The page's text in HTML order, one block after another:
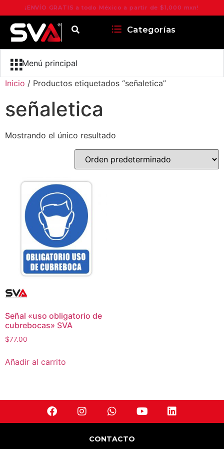
¡ENVÍO GRATIS a todo México a partir de $1,000 mxn!
Categorías
Menú principal
Inicio / Productos etiquetados “señaletica”
señaletica
Mostrando el único resultado
Señal «uso obligatorio de
cubrebocas» SVA
$77.00
Añadir al carrito
CONTACTO